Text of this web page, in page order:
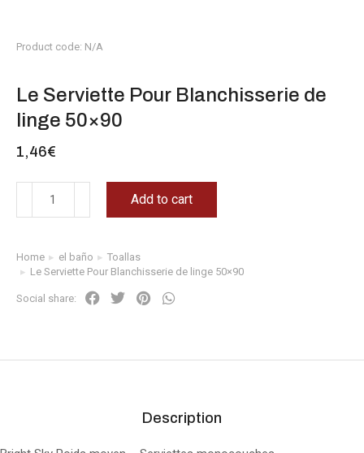
Product code: N/A
Le Serviette Pour Blanchisserie de
linge 50×90
1,46€
Add to cart
You are here:
Home el baño
Toallas
Le Serviette Pour Blanchisserie de linge 50×90
Social share:
Description